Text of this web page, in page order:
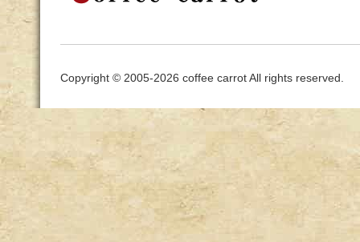
Copyright © 2005-2026 coffee carrot All rights reserved.